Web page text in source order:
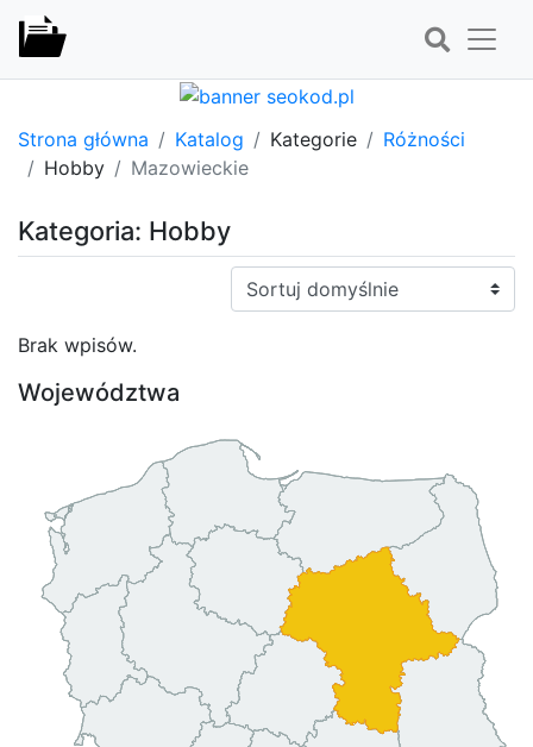
Strona główna Katalog Kategorie
Różności
Hobby
Mazowieckie
Kategoria: Hobby
Sortuj:
Brak wpisów.
Województwa